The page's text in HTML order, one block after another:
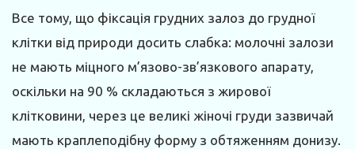
Все тому, що фіксація грудних залоз до грудної
клітки від природи досить слабка: молочні залози
не мають міцного м’язово-зв’язкового апарату,
оскільки на 90 % складаються з жирової
клітковини, через це великі жіночі груди зазвичай
мають краплеподібну форму з обтяженням донизу.